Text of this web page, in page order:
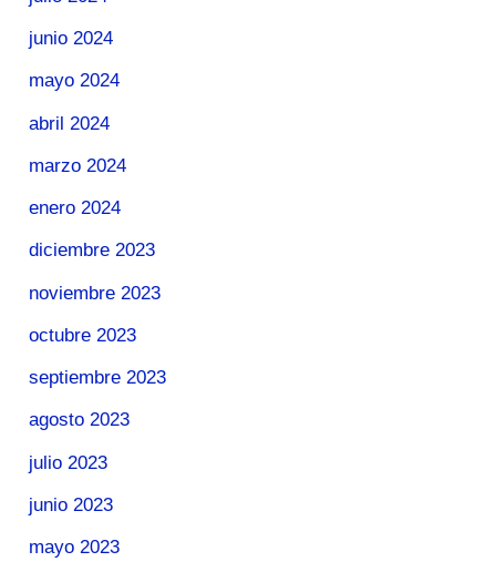
junio 2024
mayo 2024
abril 2024
marzo 2024
enero 2024
diciembre 2023
noviembre 2023
octubre 2023
septiembre 2023
agosto 2023
julio 2023
junio 2023
mayo 2023